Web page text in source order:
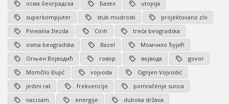
осма београдска
Базел
utopija
superkompjuter
stub mudrosti
projektovano zlo
Pinealna žlezda
Cirih
treća beogradska
osma beogradska
Bazel
Момчило Ђујић
Огњен Војводић
говор војвода
govor
Momčilo Đujić
vojvoda
Ognjen Vojvodić
jedini rat
frekvencije
pomračenje sunca
nacizam
energije
duboka država